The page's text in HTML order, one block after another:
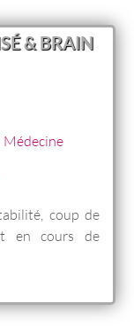
& BRAIN
Médecine
coup de
en cours de